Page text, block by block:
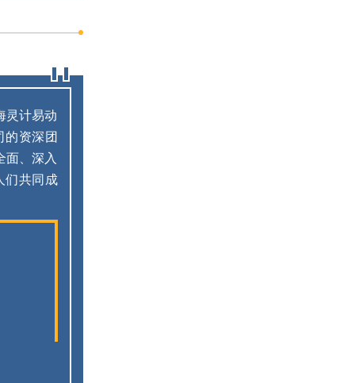
灵计易动
的资深团
面、深入
们共同成